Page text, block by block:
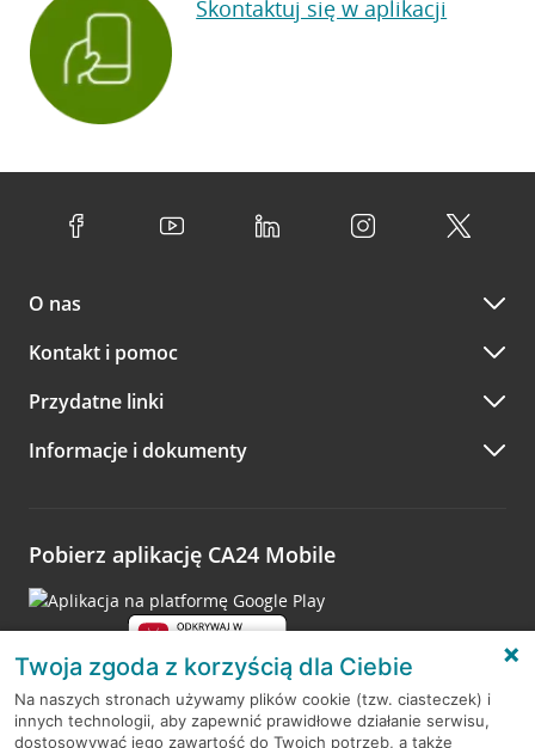
Skontaktuj się w aplikacji
O nas
Kontakt i pomoc
Przydatne linki
Informacje i dokumenty
Pobierz aplikację CA24 Mobile
RODO
Twoja zgoda z korzyścią dla Ciebie
Na naszych stronach używamy plików cookie (tzw. ciasteczek) i
innych technologii, aby zapewnić prawidłowe działanie serwisu,
dostosowywać jego zawartość do Twoich potrzeb, a także